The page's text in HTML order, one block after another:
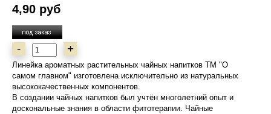
4,90 руб
- +
Линейка ароматных растительных чайных напитков ТМ "О
самом главном" изготовлена исключительно из натуральных
высококачественных компонентов.
В создании чайных напитков был учтён многолетний опыт и
доскональные знания в области фитотерапии. Чайные